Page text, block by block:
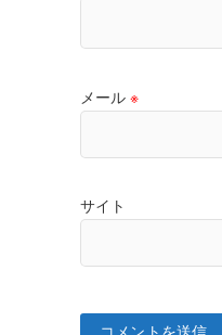
メール ※
サイト